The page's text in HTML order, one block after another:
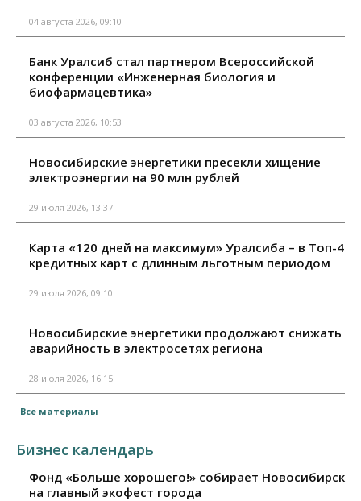
04 августа 2026, 09:10
Банк Уралсиб стал партнером Всероссийской
конференции «Инженерная биология и
биофармацевтика»
03 августа 2026, 10:53
Новосибирские энергетики пресекли хищение
электроэнергии на 90 млн рублей
29 июля 2026, 13:37
Карта «120 дней на максимум» Уралсиба – в Топ-4
кредитных карт с длинным льготным периодом
29 июля 2026, 09:10
Новосибирские энергетики продолжают снижать
аварийность в электросетях региона
28 июля 2026, 16:15
Все материалы
Бизнес календарь
Фонд «Больше хорошего!» собирает Новосибирск
на главный экофест города